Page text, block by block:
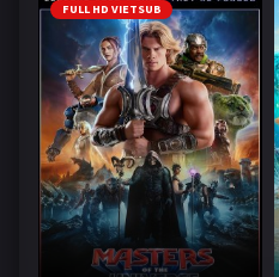
FULL HD VIETSUB